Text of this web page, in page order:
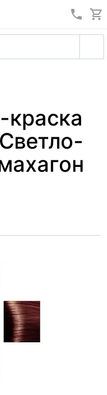
8
краска